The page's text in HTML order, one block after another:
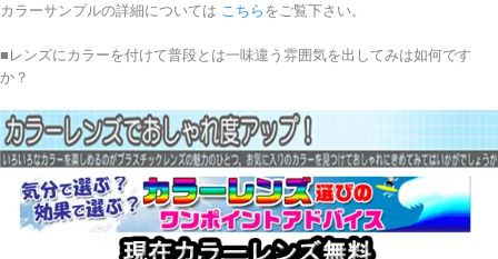
カラーサンプルの詳細については こちら をご覧下さい。
■レンズにカラーを付けて普段とは一味違う雰囲気を出してみは如何です
か？